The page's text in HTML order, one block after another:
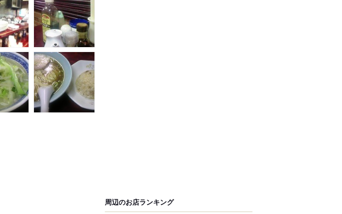
周辺のお店ランキング